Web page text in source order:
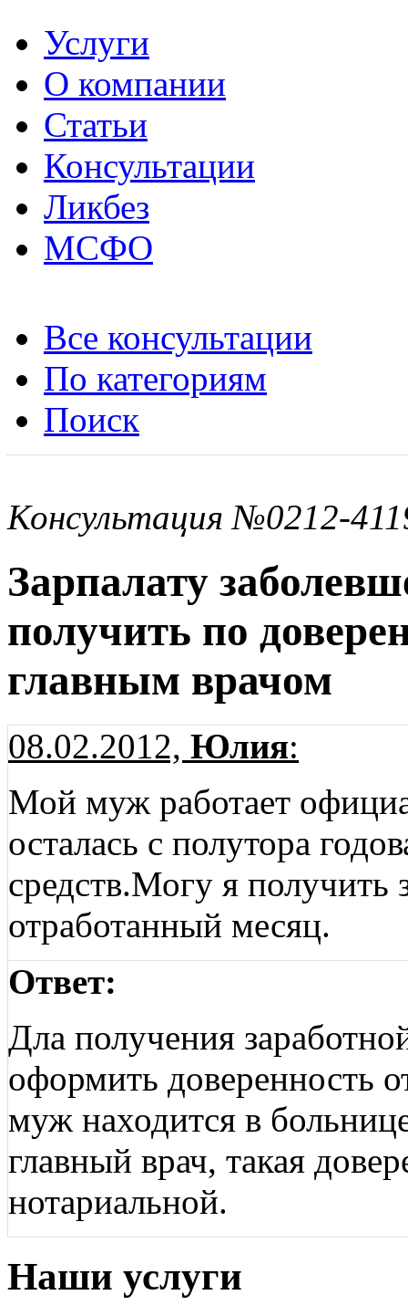
Услуги
О компании
Статьи
Консультации
Ликбез
МСФО
Все консультации
По категориям
Поиск
Консультация №0212-
Зарпалату
получить по
главным врачом
08.02.2012, Юлия:
Мой муж работает
осталась с полутора
средств.Могу я получить
отработанный месяц.
Ответ:
Дла получения
оформить доверенность
муж находится в
главный врач, такая
нотариальной.
Наши услуги